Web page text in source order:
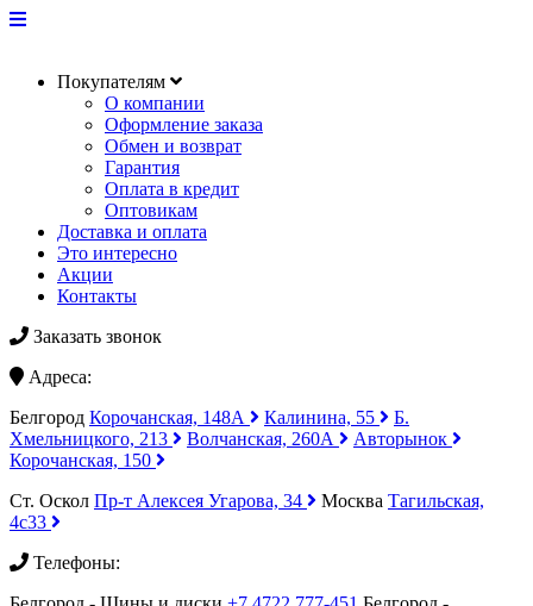
Покупателям
О компании
Оформление заказа
Обмен и возврат
Гарантия
Оплата в кредит
Оптовикам
Доставка и оплата
Это интересно
Акции
Контакты
Заказать звонок
Адреса:
Белгород Корочанская, 148А Калинина, 55
Б.
Хмельницкого, 213
Волчанская, 260А
Авторынок
Корочанская, 150
Ст. Оскол Пр-т Алексея Угарова, 34 Москва Тагильская,
4с33
Телефоны: